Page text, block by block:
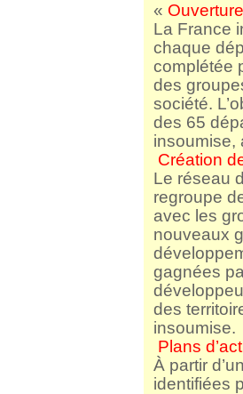
«
La France
chaque
complétée
des
société.
des 65
insoumise,
Création
Le réseau
regroupe
avec les
nouveaux
gagnées
des
insoumise.
Plans
À partir
identifiées